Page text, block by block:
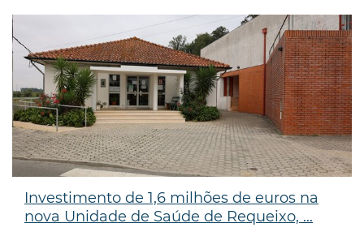
Investimento de 1,6 milhões de euros na
nova Unidade de Saúde de Requeixo, ...